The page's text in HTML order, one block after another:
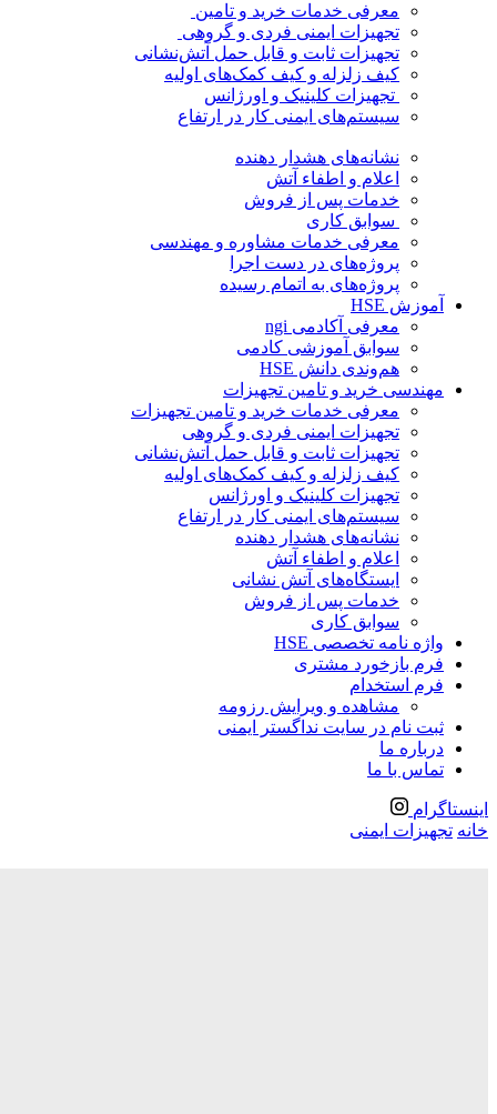
معرفی خدمات خرید و تامین
تجهیزات ایمنی فردی و گروهی
تجهیزات ثابت و قابل حمل آتش‌نشانی
کیف زلزله و کیف کمک‌های اولیه
تجهیزات کلینیک و اورژانس
سیستم‌های ایمنی کار در ارتفاع
نشانه‌های هشدار دهنده
اعلام و اطفاء آتش
خدمات پس از فروش
سوابق کاری
معرفی خدمات مشاوره و مهندسی
پروژه‌های در دست اجرا
پروژه‌های به اتمام رسیده
آموزش HSE
معرفی آکادمی ngi
سوابق آموزشی کادمی
هم‌وندی دانش HSE
مهندسی خرید و تامین تجهیزات
معرفی خدمات خرید و تامین تجهیزات
تجهیزات ایمنی فردی و گروهی
تجهیزات ثابت و قابل حمل آتش‌نشانی
کیف زلزله و کیف کمک‌های اولیه
تجهیزات کلینیک و اورژانس
سیستم‌های ایمنی کار در ارتفاع
نشانه‌های هشدار دهنده
اعلام و اطفاء آتش
ایستگاه‌های آتش نشانی
خدمات پس از فروش
سوابق کاری
واژه نامه تخصصی HSE
فرم بازخورد مشتری
فرم استخدام
مشاهده و ویرایش رزومه
ثبت نام در سایت نداگستر ایمنی
درباره ما
تماس با ما
اینستاگرام
خانه تجهیزات ایمنی